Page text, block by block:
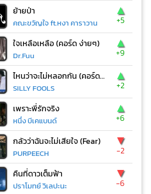
ย้ายป่า
คณะขวัญใจ ft.หงา คาราวาน
▲
+5
ใจเหลือเหลือ (คอร์ด ง่ายๆ)
Dr.Fuu
▲
+9
ไหนว่าจะไม่หลอกกัน (คอร์ด ง่ายๆ)
SILLY FOOLS
▲
+2
เพราะพี่รักจริง
หนึ่ง บีเคแบนด์
▲
+6
กลัวว่าฉันจะไม่เสียใจ (Fear)
PURPEECH
▼
-2
คืนที่ดาวเต็มฟ้า
ปราโมทย์ วิเลปะนะ
▼
-6